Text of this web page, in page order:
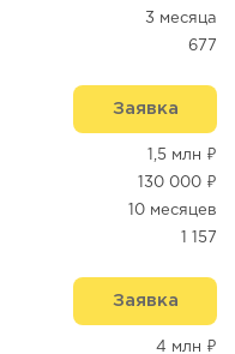
3 месяца
677
Заявка
1,5 млн ₽
130 000 ₽
10 месяцев
1 157
Заявка
4 млн ₽